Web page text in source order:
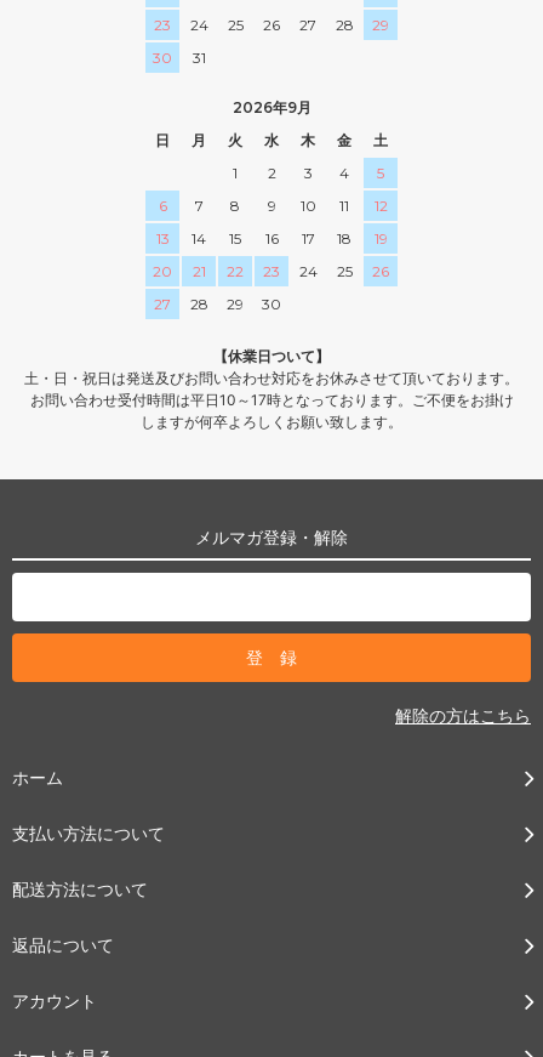
23
24 25 26 27 28
29
30
31
2026年9月
日
月 火 水 木 金
土
1
2 3 4
5
6
7 8 9 10 11
12
13
14 15 16 17 18
19
20
21 22 23 24 25
26
27
28 29 30
【休業日ついて】
土・日・祝日は発送及びお問い合わせ対応をお休みさせて頂いております。
お問い合わせ受付時間は平日10～17時となっております。ご不便をお掛け
しますが何卒よろしくお願い致します。
メルマガ登録・解除
解除の方はこちら
ホーム
支払い方法について
配送方法について
返品について
アカウント